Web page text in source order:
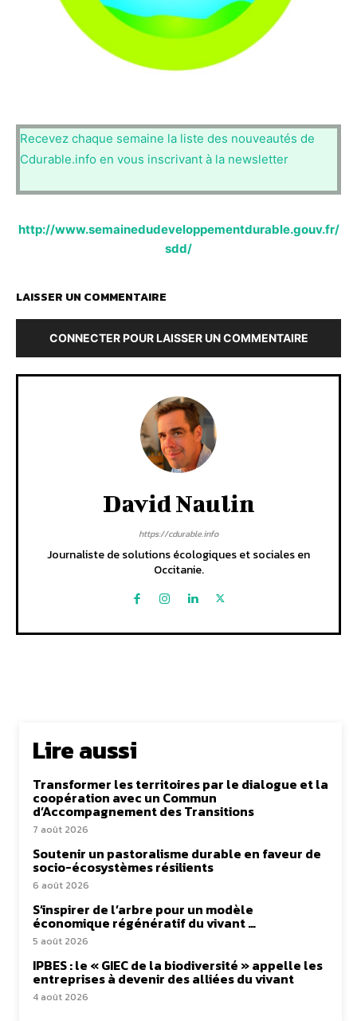
Recevez chaque semaine la liste des nouveautés de
Cdurable.info en vous inscrivant à la newsletter
http://www.semainedudeveloppementdurable.gouv.fr/
sdd/
LAISSER UN COMMENTAIRE
CONNECTER POUR LAISSER UN COMMENTAIRE
David Naulin
https://cdurable.info
Journaliste de solutions écologiques et sociales en
Occitanie.
Lire aussi
Transformer les territoires par le dialogue et la
coopération avec un Commun
d’Accompagnement des Transitions
7 août 2026
Soutenir un pastoralisme durable en faveur de
socio-écosystèmes résilients
6 août 2026
S’inspirer de l’arbre pour un modèle
économique régénératif du vivant …
5 août 2026
IPBES : le « GIEC de la biodiversité » appelle les
entreprises à devenir des alliées du vivant
4 août 2026